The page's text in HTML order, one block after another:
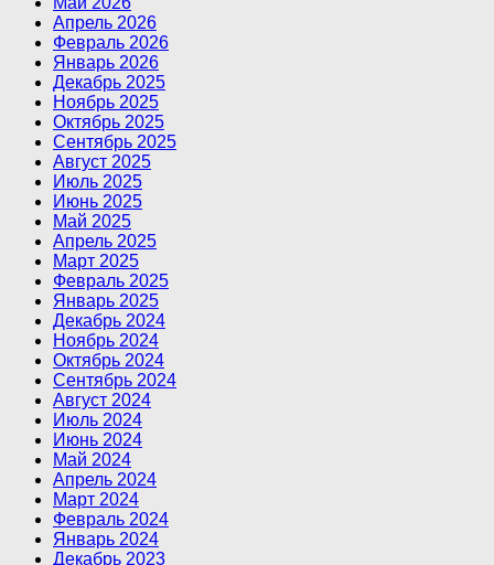
Апрель 2026
Февраль 2026
Январь 2026
Декабрь 2025
Ноябрь 2025
Октябрь 2025
Сентябрь 2025
Август 2025
Июль 2025
Июнь 2025
Май 2025
Апрель 2025
Март 2025
Февраль 2025
Январь 2025
Декабрь 2024
Ноябрь 2024
Октябрь 2024
Сентябрь 2024
Август 2024
Июль 2024
Июнь 2024
Май 2024
Апрель 2024
Март 2024
Февраль 2024
Январь 2024
Декабрь 2023